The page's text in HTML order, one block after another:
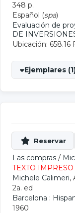
348 p.
Español (spa)
Evaluación de
DE
Ubicación: 658.16
Ejemplares
Las compras /
TEXTO IMPRESO
Michele Calimeri,
2a. ed
Barcelona :
1960